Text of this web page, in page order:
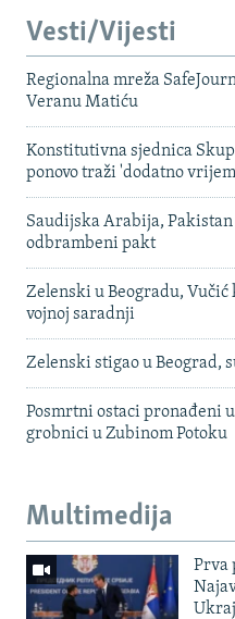
Vesti/Vijesti
Regionalna mreža
Veranu Matiću
Konstitutivna sjednica
ponovo traži 'dodatno
Saudijska Arabija,
odbrambeni pakt
Zelenski u Beogradu, Vučić
vojnoj saradnji
Zelenski stigao u Beograd,
Posmrtni ostaci pronađeni
grobnici u Zubinom Potoku
Multimedija
Prva